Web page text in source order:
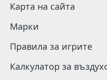
Карта на сайта
Марки
Правила за игрите
Калкулатор за